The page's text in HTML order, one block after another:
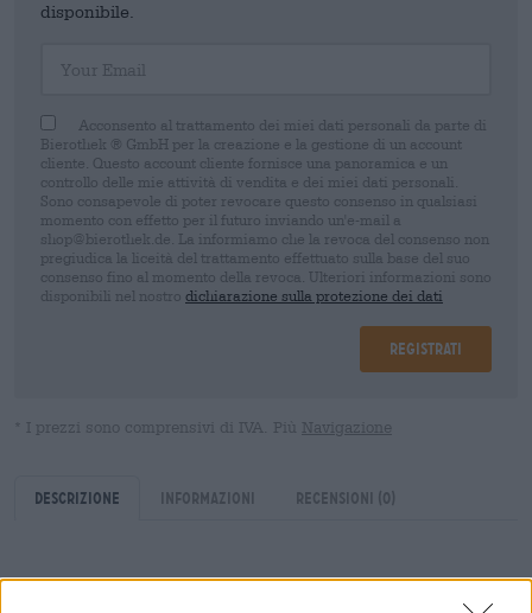
disponibile.
Acconsento al trattamento dei miei dati personali da parte di
Bierothek ® GmbH per la creazione e la gestione di un account
cliente. Questo account cliente fornisce una panoramica e un
controllo delle mie attività di vendita e dei miei dati personali.
Sono consapevole di poter revocare questo consenso in qualsiasi
momento con effetto per il futuro inviando un'e-mail a
shop@bierothek.de. La informiamo che la revoca del consenso non
pregiudica la liceità del trattamento effettuato sulla base del suo
consenso fino al momento della revoca. Ulteriori informazioni sono
disponibili nel nostro dichiarazione sulla protezione dei dati
Registrati
* I prezzi sono comprensivi di IVA. Più Navigazione
Descrizione Informazioni Recensioni (0)
La birra belga è una specialità che sta diventando sempre
più apprezzata nel resto del mondo. Il nostro paese vicino